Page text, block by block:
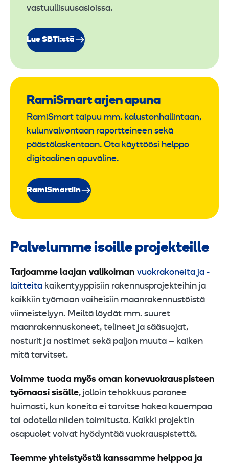
vastuullisuusasioissa.
Lue SBTi:stä
RamiSmart arjen apuna
RamiSmart taipuu mm. kalustonhallintaan,
kulunvalvontaan raportteineen sekä
päästölaskentaan. Ota käyttöösi helppo
digitaalinen apuväline.
RamiSmartiin
Palvelumme isoille projekteille
Tarjoamme laajan valikoiman vuokrakoneita ja -
laitteita kaikentyyppisiin rakennusprojekteihin ja
kaikkiin työmaan vaiheisiin maanrakennustöistä
viimeistelyyn. Meiltä löydät mm. suuret
maanrakennuskoneet, telineet ja sääsuojat,
nosturit ja nostimet sekä paljon muuta – kaiken
mitä tarvitset.
Voimme tuoda myös oman konevuokrauspisteen
työmaasi sisälle, jolloin tehokkuus paranee
huimasti, kun koneita ei tarvitse hakea kauempaa
tai odotella niiden toimitusta. Kaikki projektin
osapuolet voivat hyödyntää vuokrauspistettä.
Teemme yhteistyöstä kanssamme helppoa ja